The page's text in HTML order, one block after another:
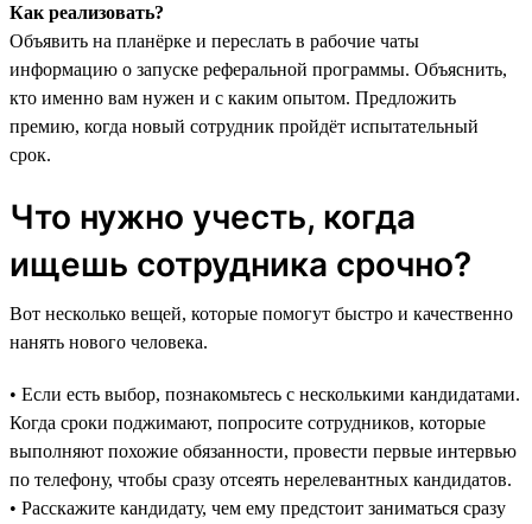
Как реализовать?
Объявить на планёрке и переслать в рабочие чаты
информацию о запуске реферальной программы. Объяснить,
кто именно вам нужен и с каким опытом. Предложить
премию, когда новый сотрудник пройдёт испытательный
срок.
Что нужно учесть, когда
ищешь сотрудника срочно?
Вот несколько вещей, которые помогут быстро и качественно
нанять нового человека.
• Если есть выбор, познакомьтесь с несколькими кандидатами.
Когда сроки поджимают, попросите сотрудников, которые
выполняют похожие обязанности, провести первые интервью
по телефону, чтобы сразу отсеять нерелевантных кандидатов.
• Расскажите кандидату, чем ему предстоит заниматься сразу